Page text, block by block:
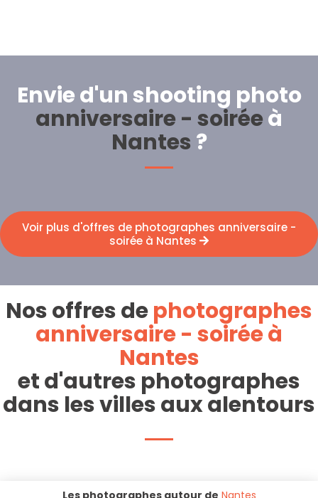
Envie d'un shooting photo
anniversaire - soiréeà
Nantes ?
Voir plus d'offres de photographes anniversaire -
soirée à Nantes
Nos offres dephotographes
anniversaire - soirée à
Nantes
et d'autres photographes
dans les villes aux alentours
Les photographes autour de Nantes